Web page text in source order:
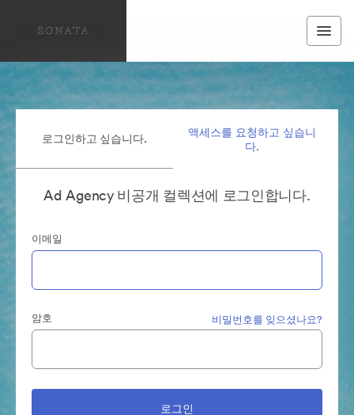
로그인하고 싶습니다.
액세스를 요청하고 싶습니
다.
Ad Agency 비공개 컬렉션에 로그인합니다.
이메일
암호 비밀번호를 잊으셨나요?